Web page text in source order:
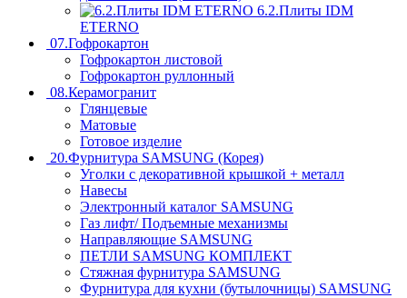
6.2.Плиты IDM
ETERNO
07.Гофрокартон
Гофрокартон листовой
Гофрокартон руллонный
08.Керамогранит
Глянцевые
Матовые
Готовое изделие
20.Фурнитура SAMSUNG (Корея)
Уголки с декоративной крышкой + металл
Навесы
Электронный каталог SAMSUNG
Газ лифт/ Подъемные механизмы
Направляющие SAMSUNG
ПЕТЛИ SAMSUNG КОМПЛЕКТ
Стяжная фурнитура SAMSUNG
Фурнитура для кухни (бутылочницы) SAMSUNG